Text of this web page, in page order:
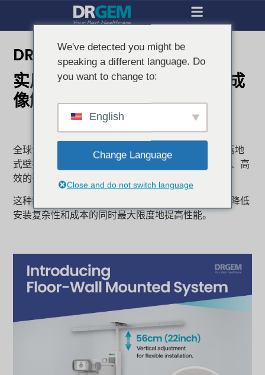
DRGEM 推出落地式安装系统
实用、稳定、经济高效的诊断成
像解决方案
全球领先的 X 射线诊断系统制造商 DRGEM 推出了落地
式壁挂系统，旨在为传统的落地式管架安装提供可靠、高
效的替代方案。
这种新配置为医院和诊所提供了灵活性，使其能够在降低
安装复杂性和成本的同时最大限度地提高性能。
We've detected you might be
speaking a different language. Do
you want to change to:
English
Change Language
Close and do not switch language